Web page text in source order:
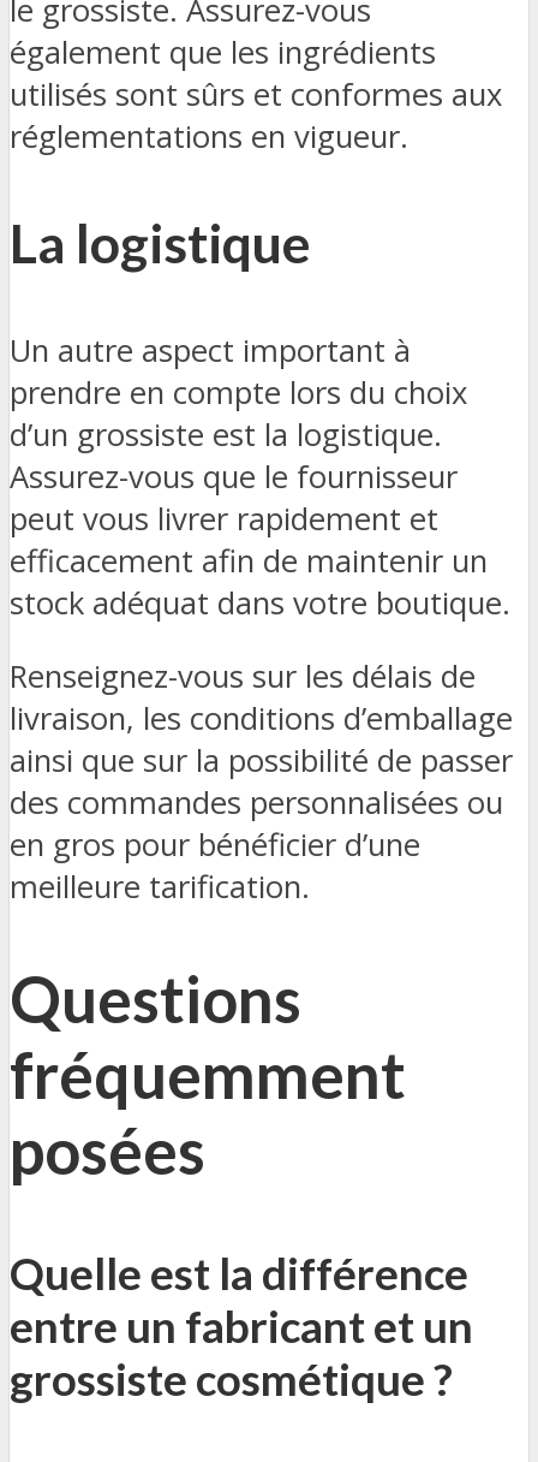
le grossiste. Assurez-vous
également que les ingrédients
utilisés sont sûrs et conformes aux
réglementations en vigueur.
La logistique
Un autre aspect important à
prendre en compte lors du choix
d’un grossiste est la logistique.
Assurez-vous que le fournisseur
peut vous livrer rapidement et
efficacement afin de maintenir un
stock adéquat dans votre boutique.
Renseignez-vous sur les délais de
livraison, les conditions d’emballage
ainsi que sur la possibilité de passer
des commandes personnalisées ou
en gros pour bénéficier d’une
meilleure tarification.
Questions
fréquemment
posées
Quelle est la différence
entre un fabricant et un
grossiste cosmétique ?